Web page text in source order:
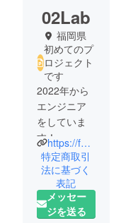
02Lab
福岡県
初めてのプ
ロジェクト
です
2022年から
エンジニア
をしていま
す！
今は起業し
てWebサー
ビスを作っ
てます！
営業やマー
https://fessnap.com/
特定商取引
法に基づく
表記
メッセー
ジを送る